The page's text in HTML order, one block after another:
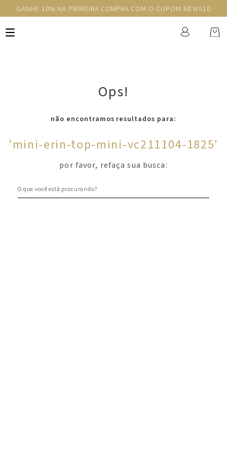
GANHE 10% NA PRIMEIRA COMPRA COM O CUPOM NEWS10
Ops!
não encontramos resultados para:
'mini-erin-top-mini-vc211104-1825'
por favor, refaça sua busca: